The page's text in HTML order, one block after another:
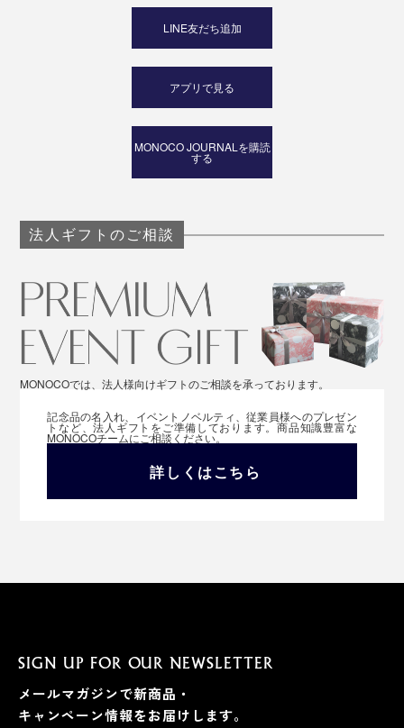
LINE友だち追加
アプリで見る
MONOCO JOURNALを購読
する
法人ギフトのご相談
MONOCOでは、法人様向けギフトのご相談を承っております。
記念品の名入れ、イベントノベルティ、従業員様へのプレゼン
トなど、法人ギフトをご準備しております。商品知識豊富な
MONOCOチームにご相談ください。
詳しくはこちら
SIGN UP FOR OUR NEWSLETTER
メールマガジンで新商品・
キャンペーン情報をお届けします。